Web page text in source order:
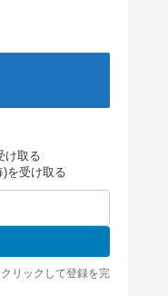
け取る
を受け取る
リックして登録を完